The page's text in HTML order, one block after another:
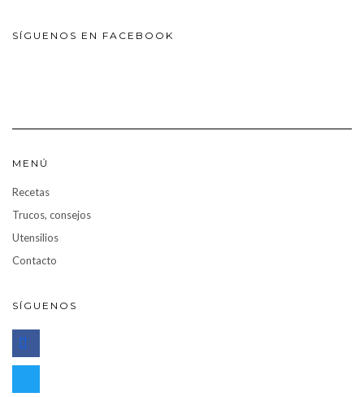
SÍGUENOS EN FACEBOOK
MENÚ
Recetas
Trucos, consejos
Utensilios
Contacto
SÍGUENOS
facebook
twitter